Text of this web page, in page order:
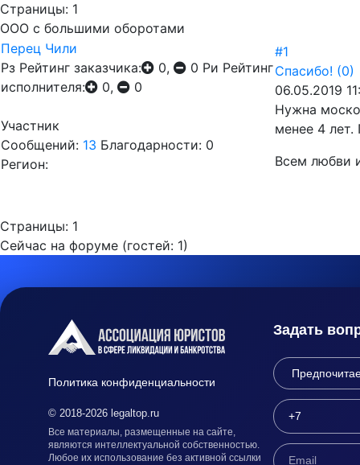
Страницы: 1
ООО с большими оборотами
Перец Чили
Рз Рейтинг заказчика: 0, 0 Ри Рейтинг
исполнителя:
0, 0
Участник
Сообщений: 13 Благодарности: 0
Регион:
#1
Спасибо! (0)
06.05.2019
Нужна
менее 4
Всем любви
Страницы: 1
Сейчас на форуме (гостей: 1)
Политика конфиденциальности
© 2018-2026 legaltop.ru
Все материалы, размещенные на сайте,
являются интеллектуальной собственностью.
Любое их использование без активной ссылки
Задать